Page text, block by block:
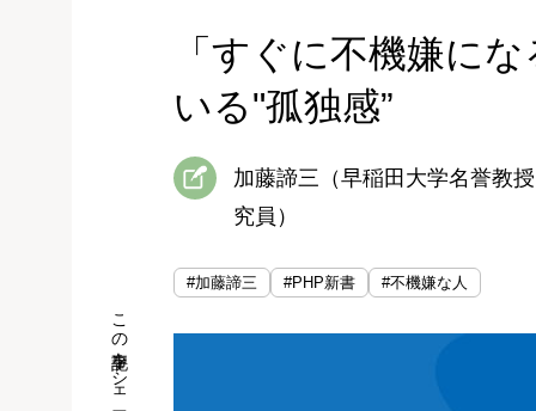
「すぐに不機嫌に
いる"孤独感”
加藤諦三（早稲田大学名誉教
究員）
#加藤諦三 #PHP新書 #不機嫌な人
この記事をシェア